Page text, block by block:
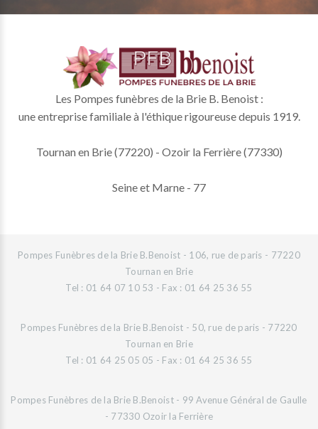
Les Pompes funèbres de la Brie B. Benoist :
une entreprise familiale à l'éthique rigoureuse depuis 1919.
Tournan en Brie (77220) - Ozoir la Ferrière (77330)
Seine et Marne - 77
Pompes Funèbres de la Brie B.Benoist - 106, rue de paris - 77220
Tournan en Brie
Tel : 01 64 07 10 53 - Fax : 01 64 25 36 55
Pompes Funèbres de la Brie B.Benoist - 50, rue de paris - 77220
Tournan en Brie
Tel : 01 64 25 05 05 - Fax : 01 64 25 36 55
Pompes Funèbres de la Brie B.Benoist - 99 Avenue Général de Gaulle
- 77330 Ozoir la Ferrière